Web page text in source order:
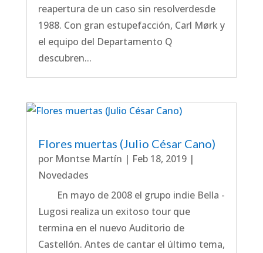
reapertura de un caso sin resolverdesde
1988. Con gran estupefacción, Carl Mørk y
el equipo del Departamento Q
descubren...
Flores muertas (Julio César Cano)
por Montse Martín | Feb 18, 2019|
Novedades
En mayo de 2008 el grupo indie Bella -
Lugosi realiza un exitoso tour que
termina en el nuevo Auditorio de
Castellón. Antes de cantar el último tema,